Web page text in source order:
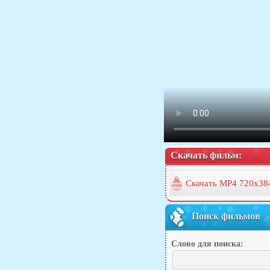
Скачать фильм:
Скачать MP4
Поиск фильмов
Слово для поиска: